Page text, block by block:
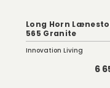
Long Horn
565 Granite
Innovation Living
6